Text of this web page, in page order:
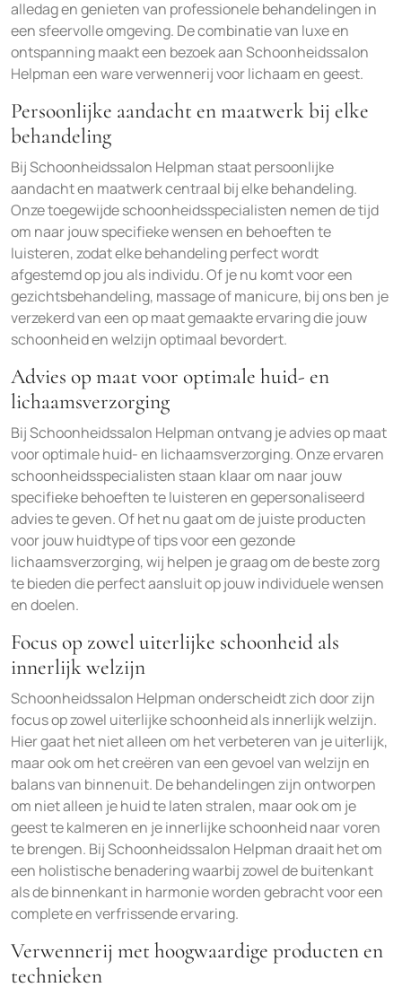
alledag en genieten van professionele behandelingen in
een sfeervolle omgeving. De combinatie van luxe en
ontspanning maakt een bezoek aan Schoonheidssalon
Helpman een ware verwennerij voor lichaam en geest.
Persoonlijke aandacht en maatwerk bij elke
behandeling
Bij Schoonheidssalon Helpman staat persoonlijke
aandacht en maatwerk centraal bij elke behandeling.
Onze toegewijde schoonheidsspecialisten nemen de tijd
om naar jouw specifieke wensen en behoeften te
luisteren, zodat elke behandeling perfect wordt
afgestemd op jou als individu. Of je nu komt voor een
gezichtsbehandeling, massage of manicure, bij ons ben je
verzekerd van een op maat gemaakte ervaring die jouw
schoonheid en welzijn optimaal bevordert.
Advies op maat voor optimale huid- en
lichaamsverzorging
Bij Schoonheidssalon Helpman ontvang je advies op maat
voor optimale huid- en lichaamsverzorging. Onze ervaren
schoonheidsspecialisten staan klaar om naar jouw
specifieke behoeften te luisteren en gepersonaliseerd
advies te geven. Of het nu gaat om de juiste producten
voor jouw huidtype of tips voor een gezonde
lichaamsverzorging, wij helpen je graag om de beste zorg
te bieden die perfect aansluit op jouw individuele wensen
en doelen.
Focus op zowel uiterlijke schoonheid als
innerlijk welzijn
Schoonheidssalon Helpman onderscheidt zich door zijn
focus op zowel uiterlijke schoonheid als innerlijk welzijn.
Hier gaat het niet alleen om het verbeteren van je uiterlijk,
maar ook om het creëren van een gevoel van welzijn en
balans van binnenuit. De behandelingen zijn ontworpen
om niet alleen je huid te laten stralen, maar ook om je
geest te kalmeren en je innerlijke schoonheid naar voren
te brengen. Bij Schoonheidssalon Helpman draait het om
een holistische benadering waarbij zowel de buitenkant
als de binnenkant in harmonie worden gebracht voor een
complete en verfrissende ervaring.
Verwennerij met hoogwaardige producten en
technieken